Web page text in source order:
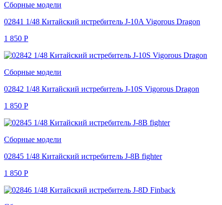
Сборные модели
02841 1/48 Китайский истребитель J-10A Vigorous Dragon
1 850 Р
Сборные модели
02842 1/48 Китайский истребитель J-10S Vigorous Dragon
1 850 Р
Сборные модели
02845 1/48 Китайский истребитель J-8B fighter
1 850 Р